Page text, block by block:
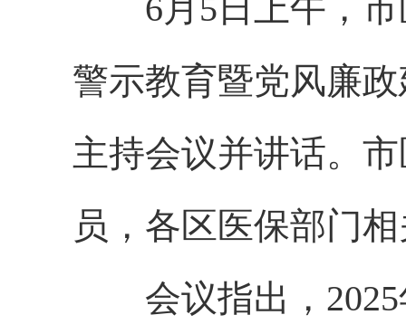
6月5日上午，
警示教育暨党风廉
主持会议并讲话。
员，各区医保部门
会议指出，